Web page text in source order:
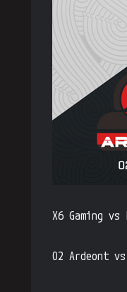
X6 Gaming
O2 Ardeont